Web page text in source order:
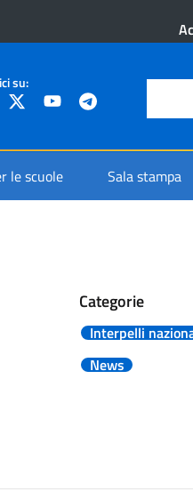
su:
le scuole Sala stampa
Categorie
Interpelli
News